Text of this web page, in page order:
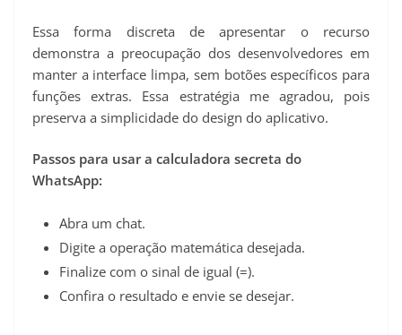
Essa forma discreta de apresentar o recurso
demonstra a preocupação dos desenvolvedores em
manter a interface limpa, sem botões específicos para
funções extras. Essa estratégia me agradou, pois
preserva a simplicidade do design do aplicativo.
Passos para usar a calculadora secreta do
WhatsApp:
Abra um chat.
Digite a operação matemática desejada.
Finalize com o sinal de igual (=).
Confira o resultado e envie se desejar.